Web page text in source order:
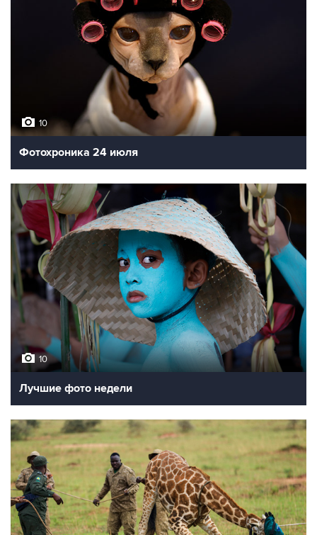
10
Фотохроника 24 июля
10
Лучшие фото недели